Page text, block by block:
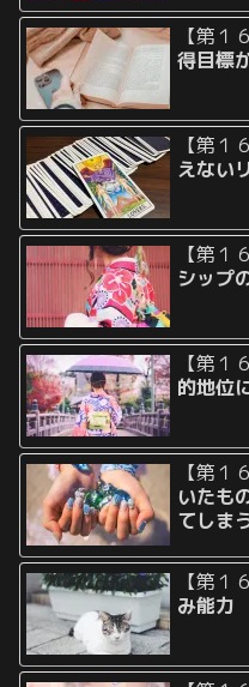
【第１
得目標
【第１
えない
【第１
シップ
【第１
的地位
【第１
いたも
てしま
【第１
み能力